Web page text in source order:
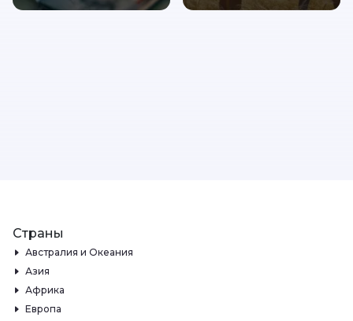
Страны
Австралия и Океания
Азия
Африка
Европа